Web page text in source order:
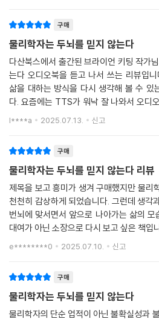
나는 내가 지금 하는 일을 모른다
우리를 가장 두렵게 하는 것이 무엇인가? 미
는 사실이다. 하지만 과학자들은 다른 시선
한다. 노벨물리학상 수상자 존 매더는 말했
발견되는 것만큼 과학자들을 기쁘게 하는
자들에게 세상에 대해 무언가 새로운 걸 알
다는 뜻이라고 해도 절대적인 선이다. 우주
는다. 자신이 과학이라는 거대한 태피스트
이며, 아직 그 의미조차 정확하지 않다는 것
상에 알 수 없는 일이 너무도 많다는 건 이
만드는 것이 아니라 핵심적인 동력이다. 내
얼마나 위대한 그림을 완성할지도 모르는
세상은 알 수 없어서 경이롭고 설레며 가능
르면서도 멀리 보기 위해 발돋움하고 걸음
과학도 사람 간에 벌어지는 일이다
구매
물리학자는 두뇌를 믿지 않는다
다산북스에서 출간된 브라이언 키팅 작가
는다 오디오북을 듣고 나서 쓰는 리뷰입
삶을 대하는 방식을 다시 생각해 볼 수 있
다. 요즘에는 TTS가 워낙 잘 나와서 오디
니다.
l****a 2025.07.13. 신고
구매
물리학자는 두뇌를 믿지 않는다 리뷰
제목을 보고 흥미가 생겨 구매했지만 물리
천천히 감상하게 되었습니다. 그런데 생각
번뇌에 맞서면서 앞으로 나아가는 삶의
대여가 아닌 소장으로 다시 보고 싶은 책입
e********0 2025.07.10. 신고
구매
물리학자는 두뇌를 믿지 않는다
물리학자의 단순 업적이 아닌 불확실성과